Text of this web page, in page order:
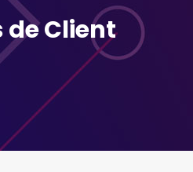
de Client